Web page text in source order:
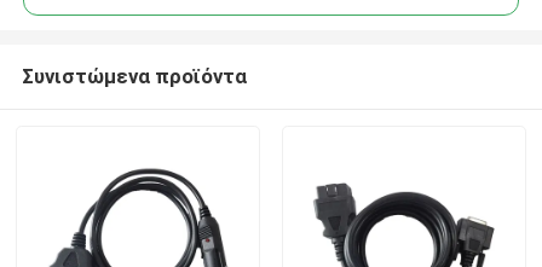
Συνιστώμενα προϊόντα